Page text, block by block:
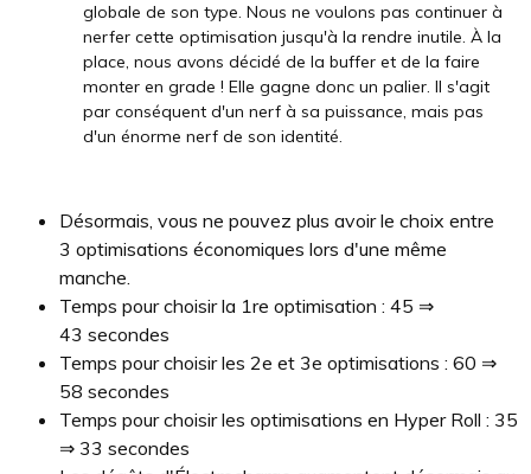
globale de son type. Nous ne voulons pas continuer à
nerfer cette optimisation jusqu'à la rendre inutile. À la
place, nous avons décidé de la buffer et de la faire
monter en grade ! Elle gagne donc un palier. Il s'agit
par conséquent d'un nerf à sa puissance, mais pas
d'un énorme nerf de son identité.
Désormais, vous ne pouvez plus avoir le choix entre
3 optimisations économiques lors d'une même
manche.
Temps pour choisir la 1re optimisation : 45 ⇒
43 secondes
Temps pour choisir les 2e et 3e optimisations : 60 ⇒
58 secondes
Temps pour choisir les optimisations en Hyper Roll : 35
⇒ 33 secondes